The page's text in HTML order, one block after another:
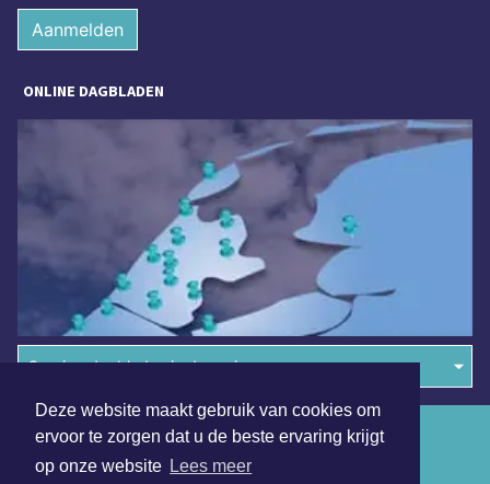
Deze website maakt gebruik van cookies om
ervoor te zorgen dat u de beste ervaring krijgt
op onze website Lees meer
Aanmelden
ONLINE DAGBLADEN
Overige dagbladen in de regio
Algemene voorwaarden
Disclaimer